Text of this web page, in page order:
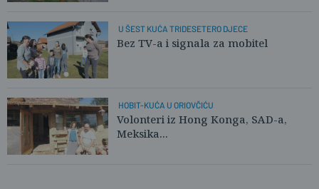
U ŠEST KUĆA TRIDESETERO DJECE
Bez TV-a i signala za mobitel
HOBIT-KUĆA U ORIOVČIĆU
Volonteri iz Hong Konga, SAD-a,
Meksika...